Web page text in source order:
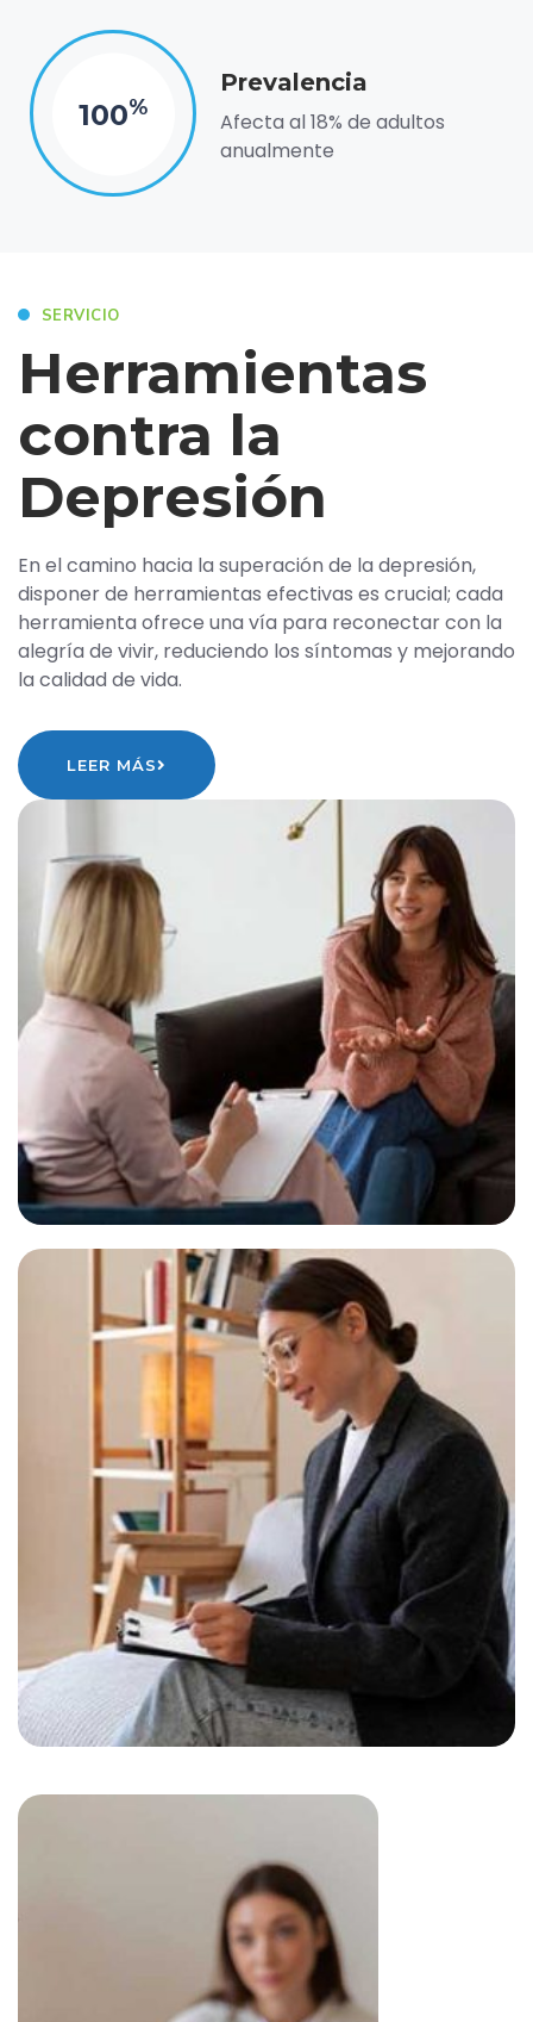
100%
Prevalencia
Afecta al 18% de adultos
anualmente
SERVICIO
Herramientas
contra la
Depresión
En el camino hacia la superación de la depresión,
disponer de herramientas efectivas es crucial; cada
herramienta ofrece una vía para reconectar con la
alegría de vivir, reduciendo los síntomas y mejorando
la calidad de vida.
LEER MÁS